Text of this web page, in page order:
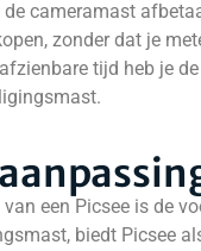
cameramast
zonder dat je
tijd heb je
een Picsee is de
biedt Picsee